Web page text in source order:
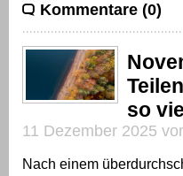
Kommentare (0)
so
11 Dezember 2025
Nach einem